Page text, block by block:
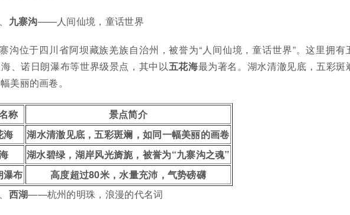
九寨沟——人间仙境，童话世界
沟位于四川省阿坝藏族羌族自治州，被誉为“人间仙境，童话世界”。这里拥有
、诺日朗瀑布等世界级景点，其中以五花海最为著名。湖水清澈见底，五彩斑
美丽的画卷。
称
景点简介
海
湖水清澈见底，五彩斑斓，如同一幅美丽的画卷
湖水碧绿，湖岸风光旖旎，被誉为“九寨沟之魂”
瀑布
高度超过80米，水量充沛，气势磅礴
西湖——杭州的明珠，浪漫的代名词